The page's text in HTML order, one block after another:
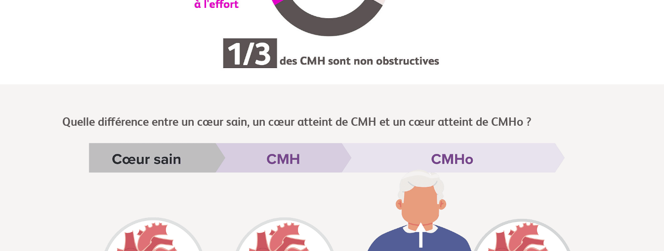
Quelle différence entre un cœur sain, un cœur atteint de CMH et un cœur atteint de CMHo ?